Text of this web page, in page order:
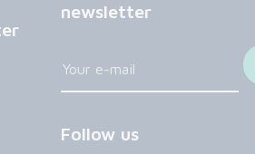
newsletter
Follow us